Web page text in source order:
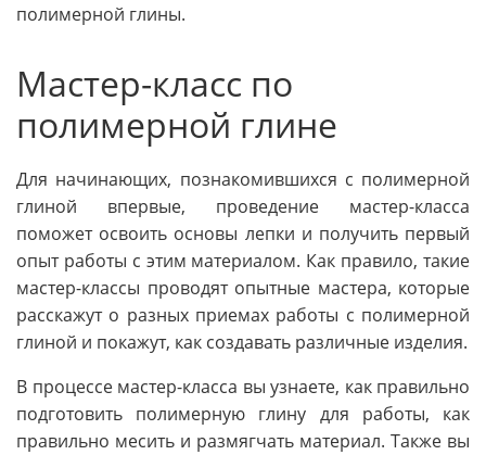
полимерной глины.
Мастер-класс по
полимерной глине
Для начинающих, познакомившихся с полимерной
глиной впервые, проведение мастер-класса
поможет освоить основы лепки и получить первый
опыт работы с этим материалом. Как правило, такие
мастер-классы проводят опытные мастера, которые
расскажут о разных приемах работы с полимерной
глиной и покажут, как создавать различные изделия.
В процессе мастер-класса вы узнаете, как правильно
подготовить полимерную глину для работы, как
правильно месить и размягчать материал. Также вы